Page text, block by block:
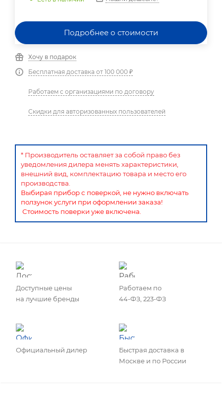
Подробнее о стоимости
Хочу в подарок
Бесплатная доставка от 100 000 ₽
Работаем с организациями по договору
Скидки для авторизованных пользователей
* Производитель оставляет за собой право без
уведомления дилера менять характеристики,
внешний вид, комплектацию товара и место его
производства.
Выбирая прибор с поверкой, не нужно включать
ползунок услуги при оформлении заказа!
Стоимость поверки уже включена.
Доступные цены
на лучшие бренды
Работаем по
44-ФЗ, 223-ФЗ
Официальный дилер
Быстрая доставка в
Москве и по России